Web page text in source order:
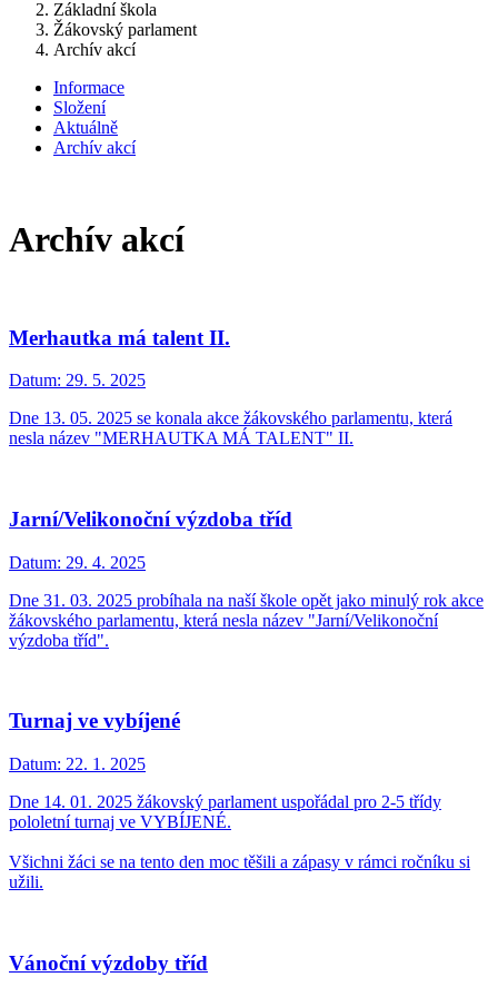
Základní škola
Žákovský parlament
Archív akcí
Informace
Složení
Aktuálně
Archív akcí
Archív akcí
Merhautka má talent II.
Datum: 29. 5. 2025
Dne 13. 05. 2025 se konala akce žákovského parlamentu, která
nesla název "MERHAUTKA MÁ TALENT" II.
Jarní/Velikonoční výzdoba tříd
Datum: 29. 4. 2025
Dne 31. 03. 2025 probíhala na naší škole opět jako minulý rok akce
žákovského parlamentu, která nesla název "Jarní/Velikonoční
výzdoba tříd".
Turnaj ve vybíjené
Datum: 22. 1. 2025
Dne 14. 01. 2025 žákovský parlament uspořádal pro 2-5 třídy
pololetní turnaj ve VYBÍJENÉ.
Všichni žáci se na tento den moc těšili a zápasy v rámci ročníku si
užili.
Vánoční výzdoby tříd